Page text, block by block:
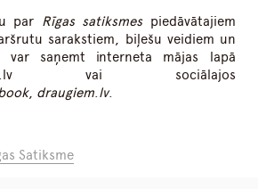
par Rīgas satiksmespiedāvātajiem
sarakstiem, biļešu veidiem un
var saņemt interneta mājas lapā
vai sociālajos
, draugiem.lv.
Satiksme